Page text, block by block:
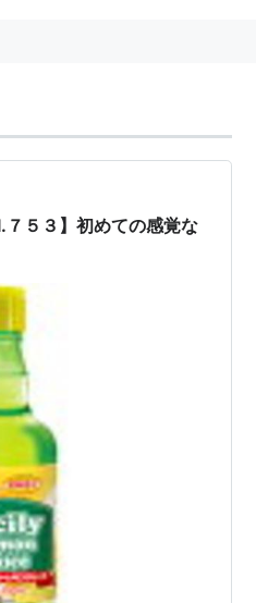
７５３】初めての感覚な